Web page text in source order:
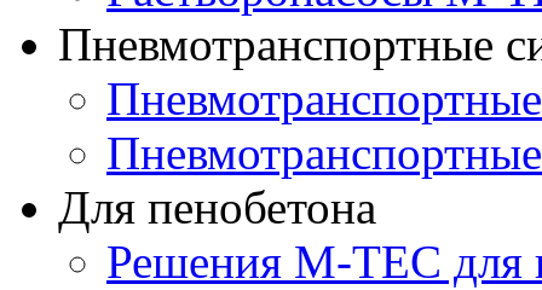
Пневмотранспортные
Для пенобетона
Решения M-TEC для